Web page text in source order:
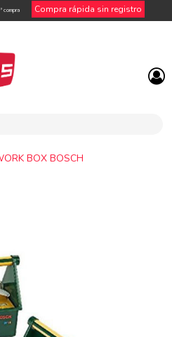
compra Compra rápida sin registro
BOX BOSCH